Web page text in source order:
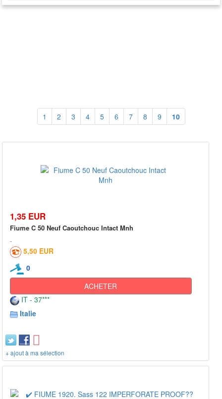
1 2 3 4 5 6 7 8 9 10
1,35 EUR
Fiume C 50 Neuf Caoutchouc Intact Mnh
5,50 EUR
0
ACHETER
IT - 37***
Italie
+ ajout à ma sélection